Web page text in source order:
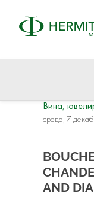
Вина,
среда, 7
AND